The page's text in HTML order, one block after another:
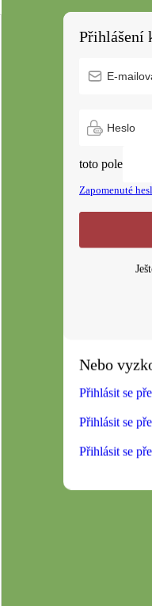
toto pole
Zapomenuté
Přihlásit se
Přihlásit se
Přihlásit se